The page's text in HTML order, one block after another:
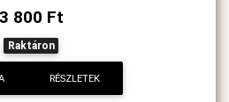
3 800 Ft
Raktáron
RÉSZLETEK